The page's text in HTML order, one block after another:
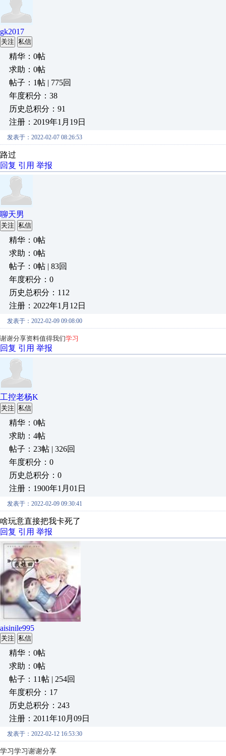
gk2017
关注 私信
精华：0帖
求助：0帖
帖子：1帖 | 775回
年度积分：38
历史总积分：91
注册：2019年1月19日
发表于：2022-02-07 08:26:53
路过
回复 引用 举报
聊天男
关注 私信
精华：0帖
求助：0帖
帖子：0帖 | 83回
年度积分：0
历史总积分：112
注册：2022年1月12日
发表于：2022-02-09 09:08:00
谢谢分享资料值得我们学习
回复 引用 举报
工控老杨K
关注 私信
精华：0帖
求助：4帖
帖子：23帖 | 326回
年度积分：0
历史总积分：0
注册：1900年1月01日
发表于：2022-02-09 09:30:41
啥玩意直接把我卡死了
回复 引用 举报
aisinile995
关注 私信
精华：0帖
求助：0帖
帖子：11帖 | 254回
年度积分：17
历史总积分：243
注册：2011年10月09日
发表于：2022-02-12 16:53:30
学习学习谢谢分享